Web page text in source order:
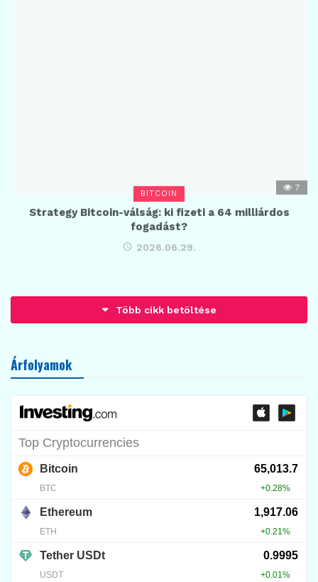
BITCOIN
7
Strategy Bitcoin-válság: ki fizeti a 64 milliárdos
fogadást?
2026.06.29.
Betöltés...
Árfolyamok